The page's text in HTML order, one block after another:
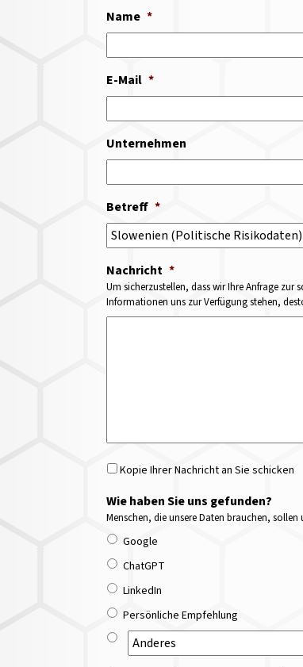
Name *
E-Mail *
Unternehmen
Betreff *
Nachricht *
Um sicherzustellen, dass wir Ihre Anfrage
Informationen uns zur Verfügung stehen,
Kopie Ihrer Nachricht an Sie schicken
Wie haben Sie uns gefunden?
Menschen, die unsere Daten brauchen,
Google
ChatGPT
LinkedIn
Persönliche Empfehlung